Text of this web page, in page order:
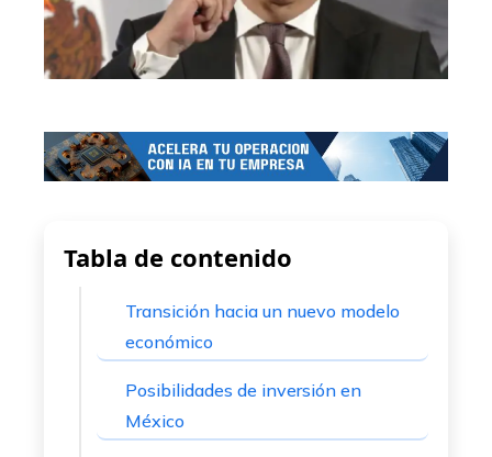
Tabla de contenido
Transición hacia un nuevo modelo
económico
Posibilidades de inversión en
México